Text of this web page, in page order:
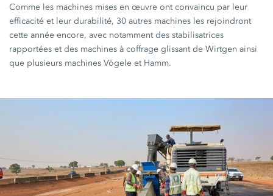
Comme les machines mises en œuvre ont convaincu par leur
efficacité et leur durabilité, 30 autres machines les rejoindront
cette année encore, avec notamment des stabilisatrices
rapportées et des machines à coffrage glissant de Wirtgen ainsi
que plusieurs machines Vögele et Hamm.